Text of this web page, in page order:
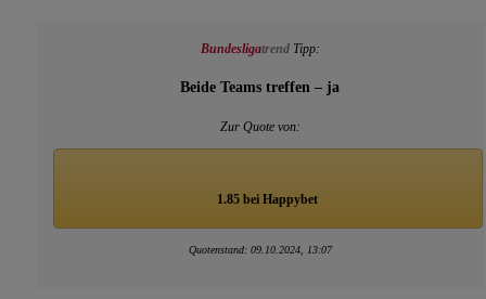
Bundesligatrend Tipp:
Beide Teams treffen – ja
Zur Quote von:
1.85 bei Happybet
Quotenstand: 09.10.2024, 13:07